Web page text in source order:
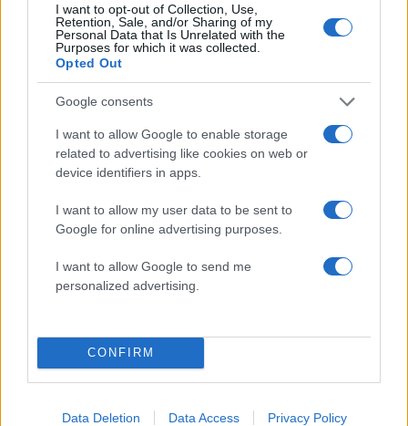
I want to opt-out of Collection, Use,
Retention, Sale, and/or Sharing of my
Personal Data that Is Unrelated with the
Purposes for which it was collected.
Opted Out
Google consents
I want to allow Google to enable storage
related to advertising like cookies on web or
device identifiers in apps.
I want to allow my user data to be sent to
Google for online advertising purposes.
I want to allow Google to send me
personalized advertising.
CONFIRM
Data Deletion Data Access Privacy Policy
Πιο σχολιασμένα
Μετέτρεψαν το Σαρακήνικο της Μήλου
σε ελικοδρόμιο – «Πάρκαραν» το
ελικόπτερο τους για να κάνουν μπάνιο
Βγήκαν ξανά τα μαχαίρια στην Ελπίδα
για τη Δημοκρατία: «Καρυστιανού,
Γρατσία και Γαλανός μετέτρεψαν το
κίνημα σε φοβικό αρχηγικό κόμμα»
θα παρουσιάσει ο Αλέξης Τσίπρας στη
Θεσσαλονίκη: Σχέδιο τετραετίας
Σούπερ μάρκετ: Νέες μειώσεις τιμών –
916 προϊόντα στην εθνική πρωτοβουλία,
ανάμεσά τους 130 σχολικά
Από τα διοικητικά της ΑΕΚ στην πολιτική
σκηνή